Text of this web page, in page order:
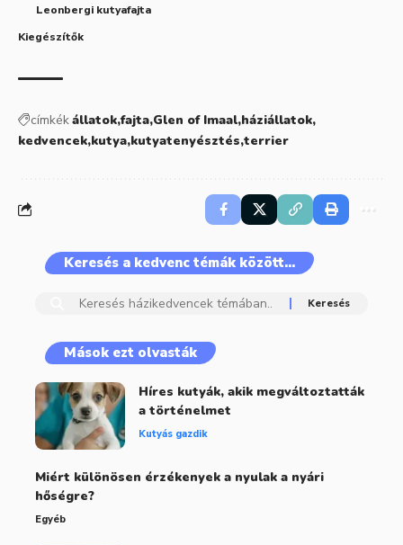
Leonbergi kutyafajta
Kiegészítők
címkékállatok fajta Glen of Imaal háziállatok
kedvencek kutya kutyatenyésztés terrier
Keresés a kedvenc témák között…
Mások ezt olvasták
Híres kutyák, akik megváltoztatták
a történelmet
Kutyás gazdik
Miért különösen érzékenyek a nyulak a nyári
hőségre?
Egyéb